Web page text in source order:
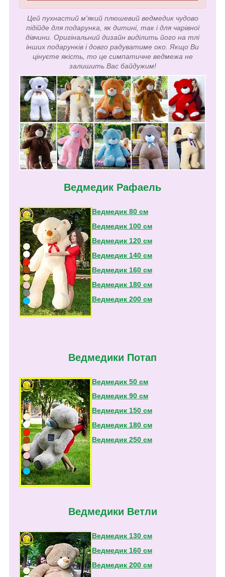
Цей пухнастий м'який плюшевий ведмедик чудово
підійде для подарунка, як дитині, так і для чарівної
дівчини. Оригінальний дизайн виділить його на тлі
інших подарунків і довго радуватиме око. Якщо Ви
цінуєте якість, то це симпатичне ведмежа не
залишить Вас байдужим!
Ведмедик Рафаель
Ведмедик 80 см
Ведмедик 100 см
Ведмедик 120 см
Ведмедик 140 см
Ведмедик 160 см
Ведмедик 180 см
Ведмедик 200 см
Ведмедики Потап
Ведмедик 50 см
Ведмедик 90 см
Ведмедик 150 см
Ведмедик 180 см
Ведмедик 250 см
Ведмедики Ветли
Ведмедик 130 см
Ведмедик 160 см
Ведмедик 200 см